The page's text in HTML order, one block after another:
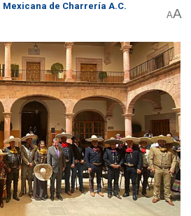
de Charrería A.C.
AA